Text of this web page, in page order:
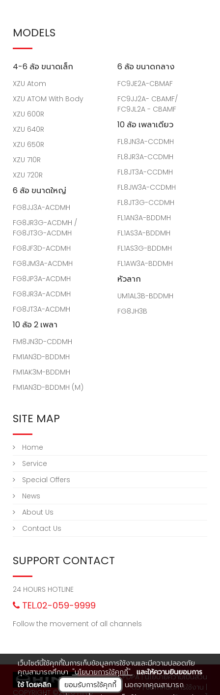
เว็บไซต์นี้ใช้คุกกี้ในการเก็บข้อมูลการใช้งานและมีความปลอดภัย
คุณสามารถศึกษา"นโยบายการใช้คุกกี้"และให้ความยินยอมการ
ใช้ โดยคลิก
ยอมรับการใช้คุกกี้
นอกจากคุณสามารถ
MODELS
4-6 ล้อ ขนาดเล็ก
XZU Atom
XZU ATOM With Body
XZU 600R
XZU 640R
XZU 650R
XZU 710R
XZU 720R
6 ล้อ ขนาดใหญ่
FG8JJ3A-ACDMH
FG8JR3G-ACDMH /
FG8JT3G-ACDMH
FG8JF3D-ACDMH
FG8JM3A-ACDMH
FG8JP3A-ACDMH
FG8JR3A-ACDMH
FG8JT3A-ACDMH
10 ล้อ 2 เพลา
FM8JN3D-CDDMH
FM1AN3D-BDDMH
FM1AK3M-BDDMH
FM1AN3D-BDDMH (M)
6 ล้อ ขนาดกลาง
FC9JE2A-CBMAF
FC9JJ2A- CBAMF/
FC9JL2A - CBAMF
10 ล้อ เพลาเดียว
FL8JN3A-CCDMH
FL8JR3A-CCDMH
FL8JT3A-CCDMH
FL8JW3A-CCDMH
FL8JT3G-CCDMH
FL1AN3A-BDDMH
FL1AS3A-BDDMH
FL1AS3G-BDDMH
FL1AW3A-BDDMH
หัวลาก
UM1AL3B-BDDMH
FG8JH3B
SITE MAP
Home
Service
Special Offers
News
About Us
Contact Us
SUPPORT CONTACT
24 HOURS HOTLINE
TEL.02-059-9999
Follow the movement of all channels
COPYRIGHT ©2020 HINO
PDPA|นโยบายความเป็นส่วน
ตัว|ข้อกำหนดการใช้งาน